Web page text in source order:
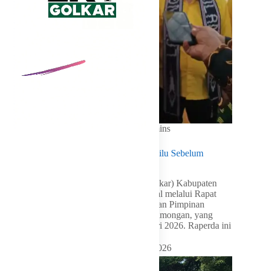
2 mins
Golkar Lamongan Fokus Menangkan Pemilu Sebelum
LKI Golkar – Partai Golongan Karya (Golkar) Kabupaten
Lamongan memperkuat konsolidasi internal melalui Rapat
Kerja Daerah (Rakerda) sekaligus pelantikan Pimpinan
Kecamatan Partai Golkar se-Kabupaten Lamongan, yang
digelar di GOR Lamongan, Senin 3 Januari 2026. Raperda ini
Agustus 6, 2026